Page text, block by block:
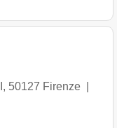
, 50127 Firenze